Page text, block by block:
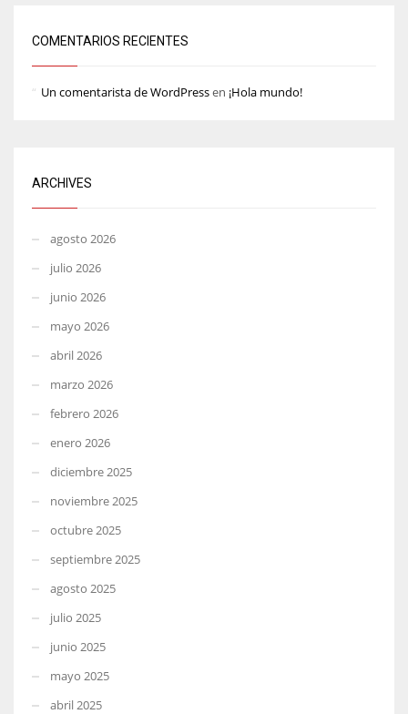
COMENTARIOS RECIENTES
Un comentarista de WordPressen ¡Hola mundo!
ARCHIVES
agosto 2026
julio 2026
junio 2026
mayo 2026
abril 2026
marzo 2026
febrero 2026
enero 2026
diciembre 2025
noviembre 2025
octubre 2025
septiembre 2025
agosto 2025
julio 2025
junio 2025
mayo 2025
abril 2025